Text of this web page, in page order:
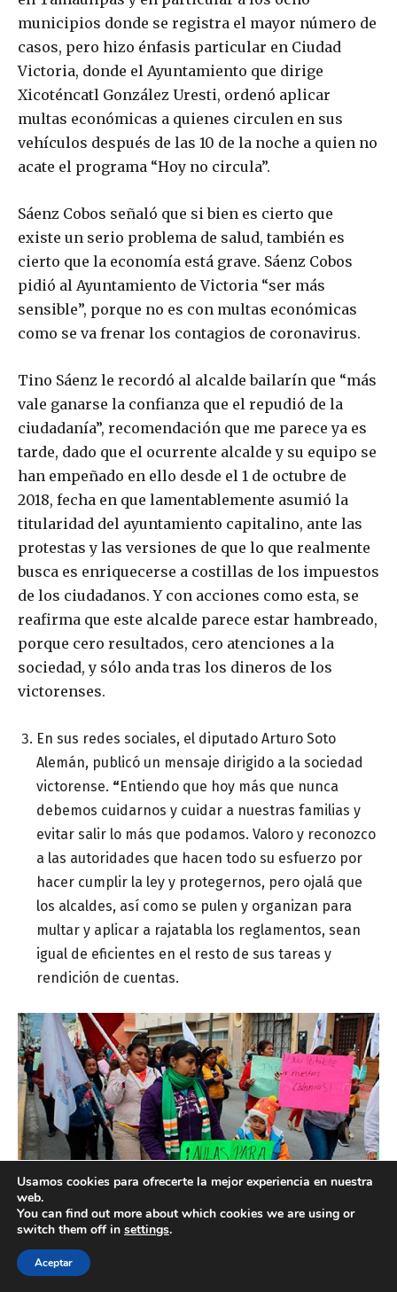
Usamos cookies para ofrecerte la mejor experiencia en nuestra
web.
You can find out more about which cookies we are using or
switch them off in settings.
Aceptar